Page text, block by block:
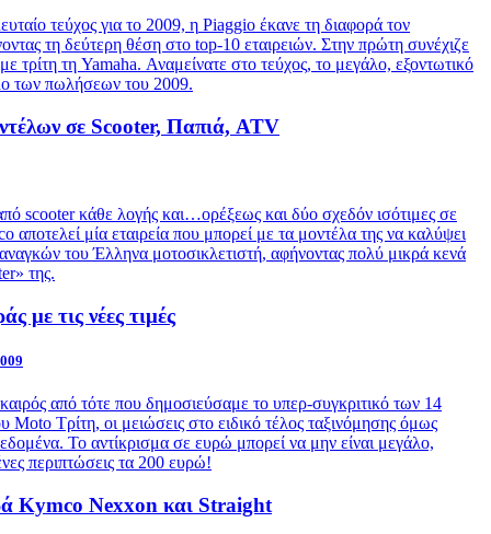
τεύχος για το 2009, η Piaggio έκανε τη διαφορά τον
τη δεύτερη θέση στο top-10 εταιρειών. Στην πρώτη συνέχιζε
τρίτη τη Yamaha. Αναμείνατε στο τεύχος, το μεγάλο, εξοντωτικό
των πωλήσεων του 2009.
σε Scooter, Παπιά, ATV
scooter κάθε λογής και…ορέξεως και δύο σχεδόν ισότιμες σε
αποτελεί μία εταιρεία που μπορεί με τα μοντέλα της να καλύψει
του Έλληνα μοτοσικλετιστή, αφήνοντας πολύ μικρά κενά
της.
με τις νέες τιμές
από τότε που δημοσιεύσαμε το υπερ-συγκριτικό των 14
Moto Τρίτη, οι μειώσεις στο ειδικό τέλος ταξινόμησης όμως
Το αντίκρισμα σε ευρώ μπορεί να μην είναι μεγάλο,
περιπτώσεις τα 200 ευρώ!
Kymco Nexxon και Straight